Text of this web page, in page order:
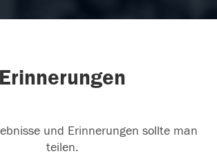
Erinnerungen
und Erinnerungen sollte man
teilen.